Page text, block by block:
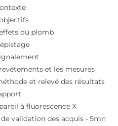
objectifs
effets du plomb
revêtements et les mesures
et relevé des résultats
à fluorescence X
de validation des acquis - 5mn